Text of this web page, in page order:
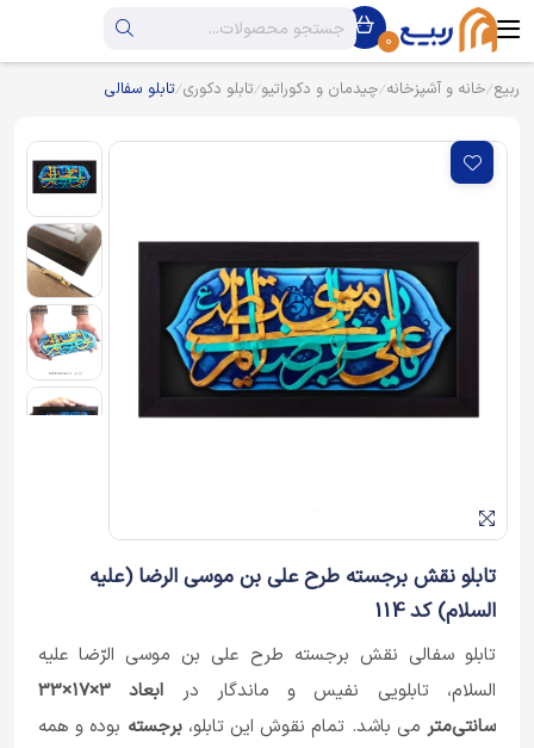
0
ربیع خانه و آشپزخانه چیدمان و دکوراتیو تابلو دکوری تابلو سفالی
تابلو نقش برجسته طرح علی بن موسی الرضا (علیه
السلام) کد 114
تابلو سفالی نقش برجسته طرح علی بن موسی الرّضا علیه
السلام، تابلویی نفیس و ماندگار در
ابعاد 3×17×33
سانتی‌مترمی باشد. تمام نقوش این تابلو، برجسته بوده و همه